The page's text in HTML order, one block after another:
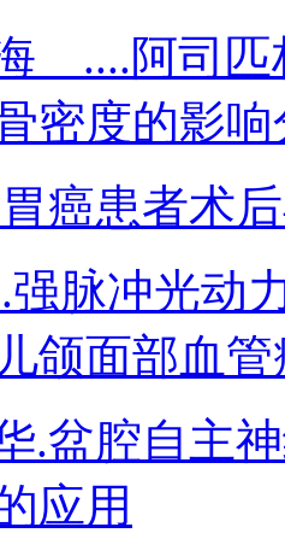
....阿司匹
密度的影响
癌患者术
强脉冲光动
颌面部血
.盆腔自主
应用